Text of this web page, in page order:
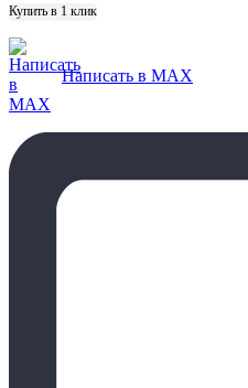
Купить в 1 клик
Написать в MAX